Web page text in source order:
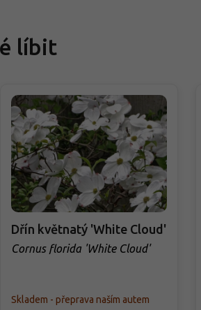
líbit
Dřín květnatý 'White Cloud'
Cornus florida 'White Cloud'
Skladem - přeprava naším autem